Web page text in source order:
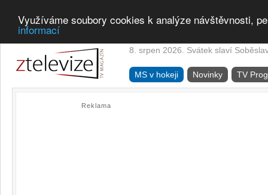
Využíváme soubory cookies k analýze návštěvnosti,
informací
8. srpen 2026. Svátek slaví
MS v hokeji Novinky TV
Reklama